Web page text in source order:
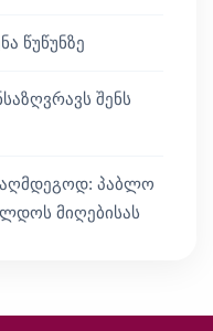
წუწუნზე
შენს
პაბლო
მიღებისას